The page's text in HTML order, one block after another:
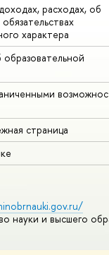
расходах, об
характера
страница
науки и высшего